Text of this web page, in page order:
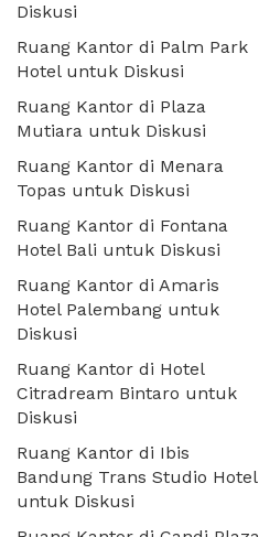
Diskusi
Ruang Kantor di Palm Park
Hotel untuk Diskusi
Ruang Kantor di Plaza
Mutiara untuk Diskusi
Ruang Kantor di Menara
Topas untuk Diskusi
Ruang Kantor di Fontana
Hotel Bali untuk Diskusi
Ruang Kantor di Amaris
Hotel Palembang untuk
Diskusi
Ruang Kantor di Hotel
Citradream Bintaro untuk
Diskusi
Ruang Kantor di Ibis
Bandung Trans Studio Hotel
untuk Diskusi